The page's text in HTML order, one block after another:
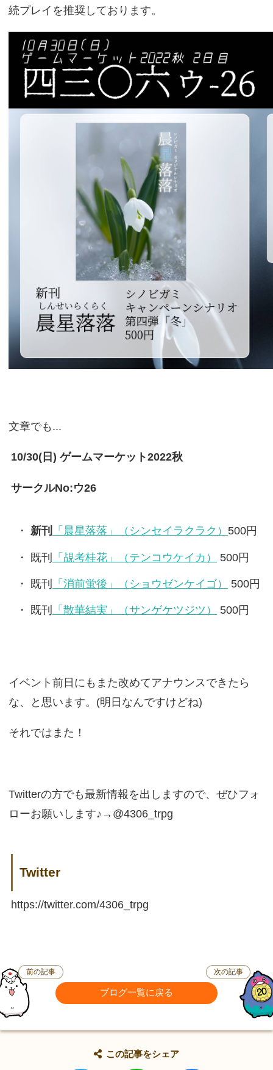
続プレイを推奨しております。
文章でも...
10/30(日) ゲームマーケット2022秋
サークルNo:ウ26
新刊 「晨星落落」（シンセイラクラク） 500円
既刊 「覘考桂花」（テンコウケイカ） 500円
既刊 「消前蛍後」（ショウゼンケイゴ） 500円
既刊 「散華結実」（サンゲケツジツ） 500円
イベント前日にもまた改めてアナウンスできたら
な、と思います。(明日なんですけどね)
それではまた！
Twitterの方でも最新情報を出しますので、ぜひフォ
ローお願いします♪→@4306_trpg
Twitter
https://twitter.com/4306_trpg
前の記事
ブログ一覧に戻る
次の記事
この記事をシェア